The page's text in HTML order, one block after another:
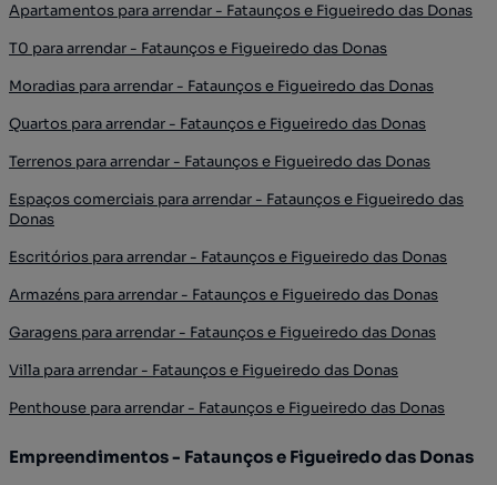
Apartamentos para arrendar - Fataunços e Figueiredo das Donas
T0 para arrendar - Fataunços e Figueiredo das Donas
Moradias para arrendar - Fataunços e Figueiredo das Donas
Quartos para arrendar - Fataunços e Figueiredo das Donas
Terrenos para arrendar - Fataunços e Figueiredo das Donas
Espaços comerciais para arrendar - Fataunços e Figueiredo das
Donas
Escritórios para arrendar - Fataunços e Figueiredo das Donas
Armazéns para arrendar - Fataunços e Figueiredo das Donas
Garagens para arrendar - Fataunços e Figueiredo das Donas
Villa para arrendar - Fataunços e Figueiredo das Donas
Penthouse para arrendar - Fataunços e Figueiredo das Donas
Empreendimentos - Fataunços e Figueiredo das Donas